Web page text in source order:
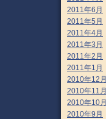
2011年6月
2011年5月
2011年4月
2011年3月
2011年2月
2011年1月
2010年12月
2010年11月
2010年10月
2010年9月